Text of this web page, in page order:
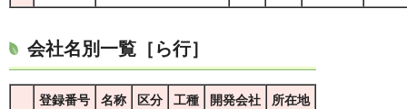
会社名別一覧［ら行］
登録番号 名称 区分 工種 開発会社 所在地